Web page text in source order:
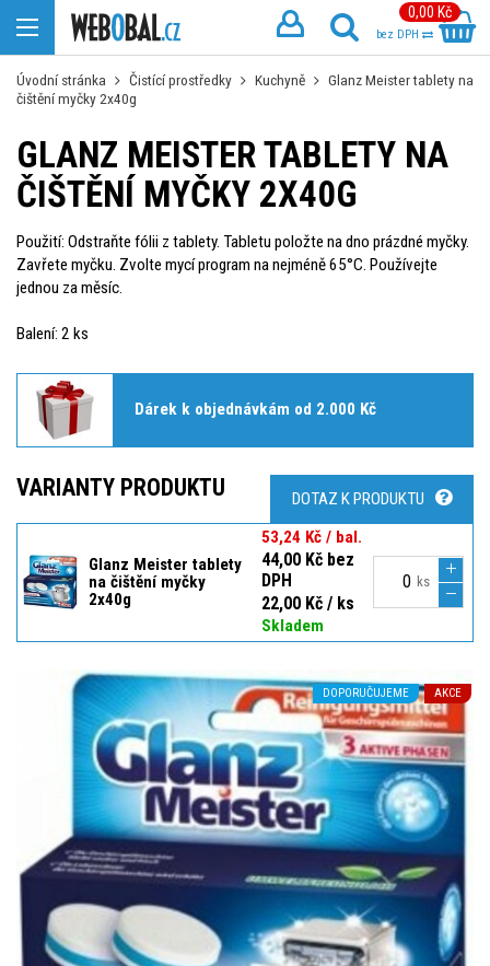
0,00 Kč
bez DPH
Úvodní stránka Čistící prostředky Kuchyně
Glanz Meister tablety na
čištění myčky 2x40g
DOPORUČUJEME AKCE
GLANZ MEISTER TABLETY NA
ČIŠTĚNÍ MYČKY 2X40G
Použití: Odstraňte fólii z tablety. Tabletu položte na dno prázdné myčky.
Zavřete myčku. Zvolte mycí program na nejméně 65°C. Používejte
jednou za měsíc.
Balení: 2 ks
Dárek k objednávkám od 2.000 Kč
VARIANTY PRODUKTU DOTAZ K PRODUKTU
Glanz Meister tablety
na čištění myčky
2x40g
53,24 Kč / bal.
44,00 Kč bez
DPH
22,00 Kč / ks
Skladem
ks